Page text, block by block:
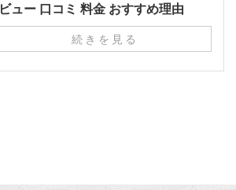
ビュー 口コミ 料金 おすすめ理由
続きを見る